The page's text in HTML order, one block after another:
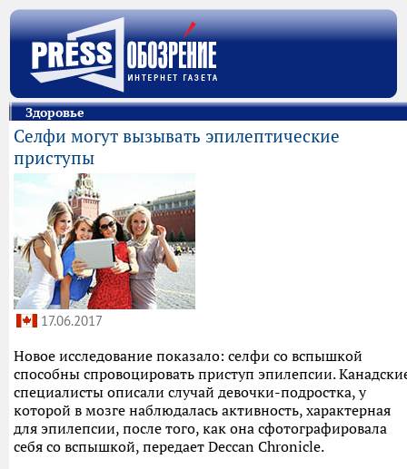
Здоровье
Селфи могут вызывать эпилептические
приступы
17.06.2017
Новое исследование показало: селфи со вспышкой
способны спровоцировать приступ эпилепсии.
специалисты описали случай девочки-подростка, у
которой в мозге наблюдалась активность, характерная
для эпилепсии, после того, как она сфотографировала
себя со вспышкой, передает Deccan Chronicle.